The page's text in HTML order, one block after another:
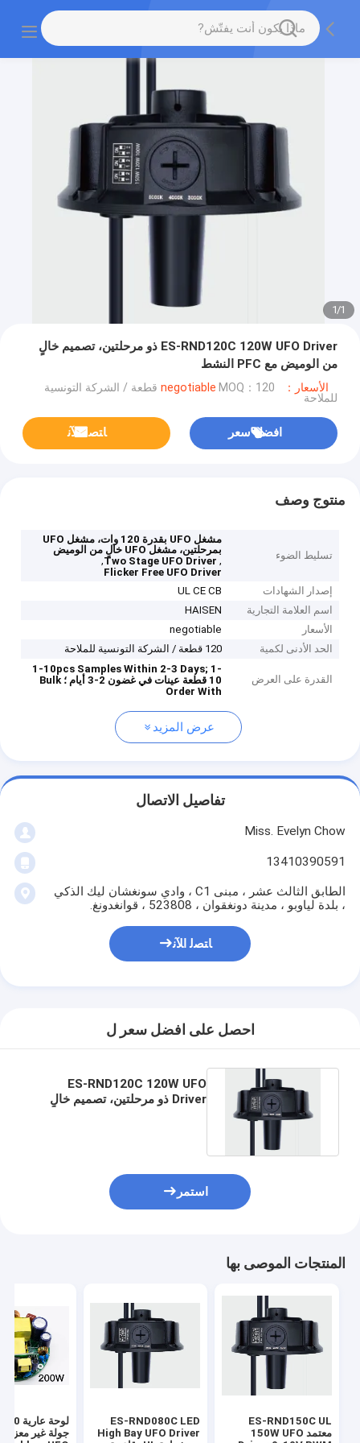
1
/
1
ES-RND120C 120W UFO Driver ذو مرحلتين، تصميم خالٍ
من الوميض مع PFC النشط
الأسعار：negotiable MOQ：120 قطعة / الشركة التونسية
للملاحة
افضل سعر ﺎﺘﺼﻟ ﺍﻶﻧ
منتوج وصف
تسليط الضوء
مشغل UFO بقدرة 120 وات، مشغل UFO
بمرحلتين، مشغل UFO خالٍ من الوميض
,
Two Stage UFO Driver
,
Flicker Free UFO Driver
إصدار الشهادات
UL CE CB
اسم العلامة التجارية
HAISEN
الأسعار
negotiable
الحد الأدنى لكمية
120 قطعة / الشركة التونسية للملاحة
القدرة على العرض
1-10pcs Samples Within 2-3 Days; 1-
10 قطعة عينات في غضون 2-3 أيام ؛
Bulk
Order With
عرض المزيد
تفاصيل الاتصال
Miss. Evelyn Chow
13410390591
الطابق الثالث عشر ، مبنى C1 ، وادي سونغشان ليك الذكي
، بلدة لياوبو ، مدينة دونغقوان ، 523808 ، قوانغدونغ.
ﺎﺘﺼﻟ ﺍﻶﻧ
احصل على افضل سعر ل
ES-RND120C 120W UFO
Driver ذو مرحلتين، تصميم خالٍ
استمر
المنتجات الموصى بها
ES-RND150C UL
معتمد 150W UFO
ES-RND080C LED
High Bay UFO Driver
جولة غير